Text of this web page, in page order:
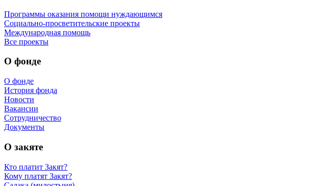
Программы оказания помощи нуждающимся
Социально-просветительские проекты
Международная помощь
Все проекты
О фонде
О фонде
История фонда
Новости
Вакансии
Сотрудничество
Документы
О закяте
Кто платит Закят?
Кому платят Закят?